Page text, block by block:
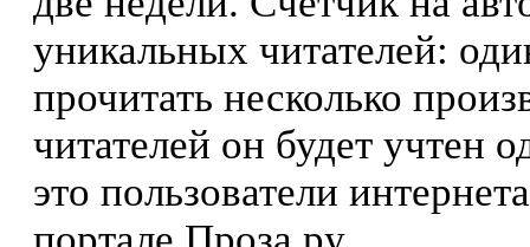
уникальных читателей:
прочитать несколько
читателей он будет учтен
это пользователи